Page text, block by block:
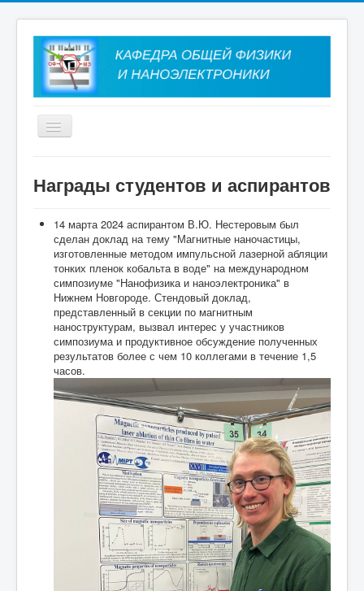
Сотрудники
Учебная работа
Научная работа
Проекты
Награды студентов и аспирантов
14 марта 2024 аспирантом В.Ю. Нестеровым был
сделан доклад на тему "Магнитные наночастицы,
изготовленные методом импульсной лазерной абляции
тонких пленок кобальта в воде" на международном
симпозиуме "Нанофизика и наноэлектроника" в
Нижнем Новгороде. Стендовый доклад,
представленный в секции по магнитным
наноструктурам, вызвал интерес у участников
симпозиума и продуктивное обсуждение полученных
результатов более с чем 10 коллегами в течение 1,5
часов.